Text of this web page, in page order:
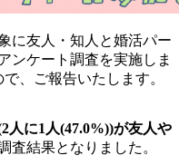
に友人・知人と婚活パー
ンケート調査を実施しま
、ご報告いたします。
人に1人(47.0%))が友人や
査結果となりました。